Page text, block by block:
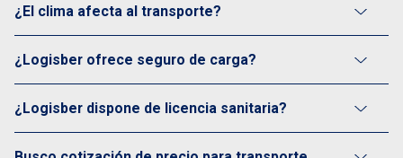
¿El clima afecta al transporte?
¿Logisber ofrece seguro de carga?
¿Logisber dispone de licencia sanitaria?